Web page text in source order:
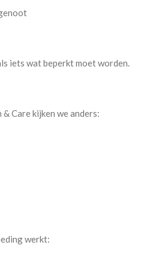
iets wat beperkt moet worden.
Care kijken we anders:
werkt: